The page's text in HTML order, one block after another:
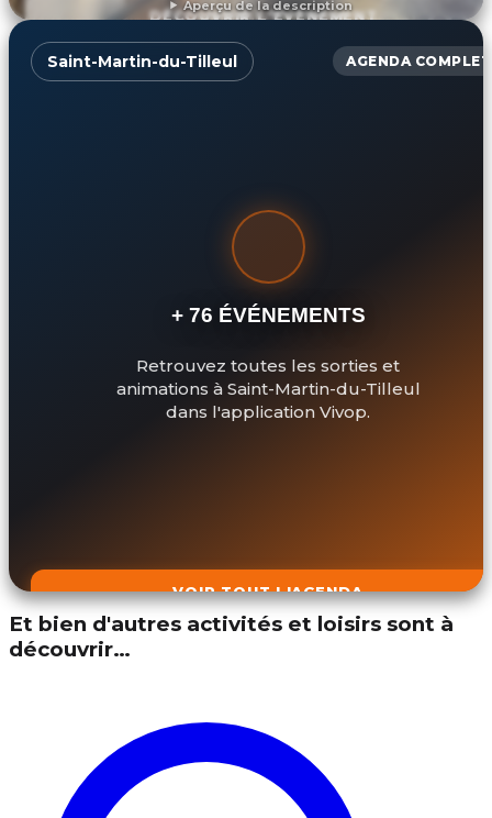
Aperçu de la description
DÉCOUVRIR L'ÉVÉNEMENT
Saint-Martin-du-Tilleul AGENDA COMPLET
+ 76 ÉVÉNEMENTS
Retrouvez toutes les sorties et
animations à Saint-Martin-du-Tilleul
dans l'application Vivop.
VOIR TOUT L'AGENDA
Et bien d'autres activités et loisirs sont à
découvrir…